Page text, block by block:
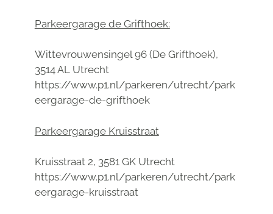
Parkeergarage de Grifthoek:
Wittevrouwensingel 96 (De Grifthoek),
3514 AL Utrecht
https://www.p1.nl/parkeren/utrecht/park
eergarage-de-grifthoek
Parkeergarage Kruisstraat
Kruisstraat 2, 3581 GK Utrecht
https://www.p1.nl/parkeren/utrecht/park
eergarage-kruisstraat